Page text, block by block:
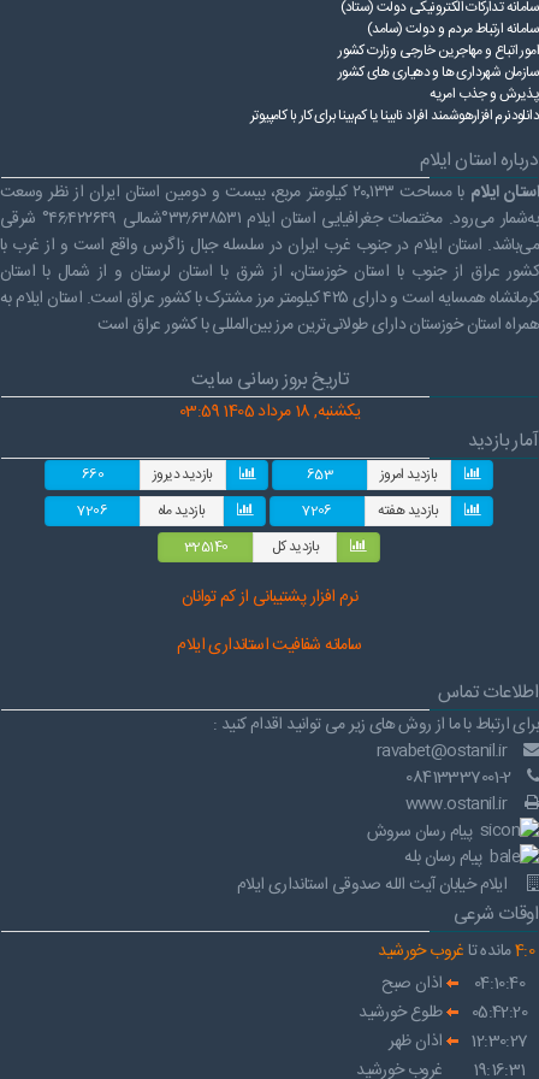
سامانه تدارکات الکترونیکی دولت (ستاد)
سامانه ارتباط مردم و دولت (سامد)
امور اتباع و مهاجرین خارجی وزارت کشور
سازمان شهرداری ها و دهیاری های کشور
پذیرش و جذب امریه
دانلودنرم افزارهوشمند افراد نابینا یا کم‌بینا برای کار با کامپیوتر
درباره استان ایلام
استان ایلام
با مساحت ۲۰٬۱۳۳ کیلومتر مربع، بیست و دومین استان ایران از نظر وسعت
به‌شمار می‌رود. مختصات جغرافیایی استان ایلام ۳۳٫۶۳۸۵۳۱°شمالی ۴۶٫۴۲۲۶۴۹° شرقی
می‌باشد. استان ایلام در جنوب غرب ایران در سلسله جبال زاگرس واقع است و از غرب با
کشور عراق از جنوب با استان خوزستان، از شرق با استان لرستان و از شمال با استان
کرمانشاه همسایه است و دارای ۴۲۵ کیلومتر مرز مشترک با کشور عراق است. استان ایلام به
همراه استان خوزستان دارای طولانی‌ترین مرز بین‌المللی با کشور عراق است
تاریخ بروز رسانی سایت
یکشنبه, 18 مرداد 1405 03:59
آمار بازدید
بازدید امروز 653 بازدید دیروز
660
بازدید هفته
7206 بازدید ماه
7206
بازدید کل
325140
نرم افزار پشتیبانی از کم توانان
سامانه شفافیت استانداری ایلام
اطلاعات تماس
برای ارتباط با ما از روش های زیر می توانید اقدام کنید :
ravabet@ostanil.ir
www.ostanil.ir
پیام رسان سروش
پیام رسان بله
ایلام خیابان آیت الله صدوقی استانداری ایلام
اوقات شرعی
4:0 مانده تاغروب خورشید
04:10:40
اذان صبح
05:42:20
طلوع خورشید
12:30:27
اذان ظهر
19:16:31
غروب خورشید
راهنمای فعالان اقتصادی
قانون برنامه هفتم توسعه
قوانین عادی
آئین نامه ها
بخشنامه ها
اسناد بالادستی